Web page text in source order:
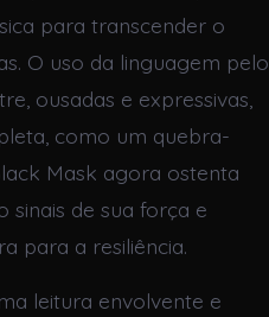
para transcender o
O uso da linguagem pelo
ousadas e expressivas,
como um quebra-
Mask agora ostenta
sinais de sua força e
para a resiliência.
leitura envolvente e